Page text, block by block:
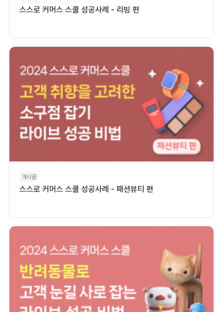
스스로 커머스 스쿨 성공사례 - 리빙 편
게시글
스스로 커머스 스쿨 성공사례 - 패션뷰티 편